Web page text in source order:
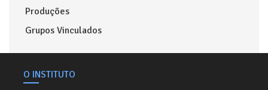
Produções
Grupos Vinculados
O INSTITUTO